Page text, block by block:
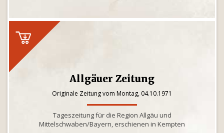
Allgäuer Zeitung
Originale Zeitung vom Montag, 04.10.1971
Tageszeitung für die Region Allgäu und
Mittelschwaben/Bayern, erschienen in Kempten